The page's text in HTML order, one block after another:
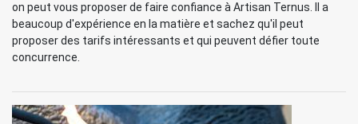
on peut vous proposer de faire confiance à Artisan Ternus. Il a
beaucoup d'expérience en la matière et sachez qu'il peut
proposer des tarifs intéressants et qui peuvent défier toute
concurrence.